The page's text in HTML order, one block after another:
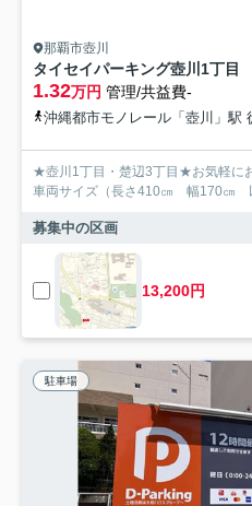
那覇市壺川
タイセイパーキング壺川1丁目
1.32万円 管理/共益費-
沖縄都市モノレール「壺川」駅
★壺川1丁目・楚辺3丁目★お気軽に
車両サイズ（長さ410㎝ 幅170㎝
募集中の区画
13,200円
駐車場